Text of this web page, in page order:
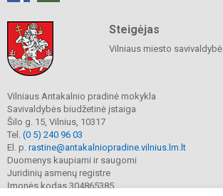
Steigėjas
Vilniaus miesto savivaldybė
Vilniaus Antakalnio pradinė mokykla
Savivaldybės biudžetinė įstaiga
Šilo g. 15, Vilnius, 10317
Tel. (0 5) 240 96 03
El. p. rastine@antakalniopradine.vilnius.lm.lt
Duomenys kaupiami ir saugomi
Juridinių asmenų registre
Įmonės kodas 304865385